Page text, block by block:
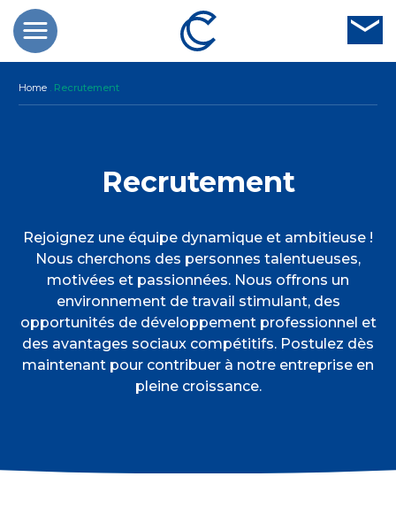
Home . Recrutement
Recrutement
Rejoignez une équipe dynamique et ambitieuse !
Nous cherchons des personnes talentueuses,
motivées et passionnées. Nous offrons un
environnement de travail stimulant, des
opportunités de développement professionnel et
des avantages sociaux compétitifs. Postulez dès
maintenant pour contribuer à notre entreprise en
pleine croissance.